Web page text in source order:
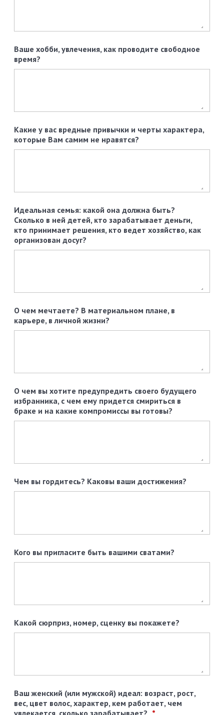
Ваше хобби, увлечения, как проводите свободное
время?
Какие у вас вредные привычки и черты характера,
которые Вам самим не нравятся?
Идеальная семья: какой она должна быть?
Сколько в ней детей, кто зарабатывает деньги,
кто принимает решения, кто ведет хозяйство, как
организован досуг?
О чем мечтаете? В материальном плане, в
карьере, в личной жизни?
О чем вы хотите предупредить своего будущего
избранника, с чем ему придется смириться в
браке и на какие компромиссы вы готовы?
Чем вы гордитесь? Каковы ваши достижения?
Кого вы пригласите быть вашими сватами?
Какой сюрприз, номер, сценку вы покажете?
Ваш женский (или мужской) идеал: возраст, рост,
вес, цвет волос, характер, кем работает, чем
увлекается, сколько зарабатывает?